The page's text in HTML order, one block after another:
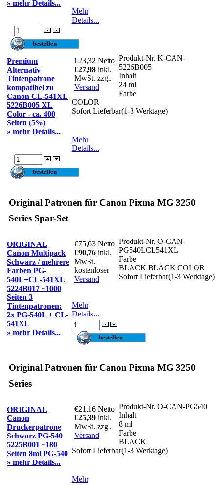
» mehr Details...
Mehr
Details...
Premium
Alternativ
Tintenpatrone
kompatibel zu
Canon CL-541XL
5226B005 XL
Color - ca. 400
Seiten (5%)
» mehr Details...
€23,32 Netto
€27,98 inkl.
MwSt. zzgl.
Versand
Produkt-Nr. K-CAN-
5226B005
Inhalt
24 ml
Farbe
COLOR
Sofort Lieferbar(1-3 Werktage)
Mehr
Details...
Original Patronen für Canon Pixma MG 3250
Series Spar-Set
ORIGINAL
Canon Multipack
Schwarz / mehrere
Farben PG-
540L+CL-541XL
5224B017 ~1000
Seiten 3
Tintenpatronen:
2x PG-540L + CL-
541XL
» mehr Details...
€75,63 Netto
€90,76 inkl.
MwSt.
kostenloser
Versand
Produkt-Nr. O-CAN-
PG540LCL541XL
Farbe
BLACK BLACK COLOR
Sofort Lieferbar(1-3 Werktage)
Mehr
Details...
Original Patronen für Canon Pixma MG 3250
Series
ORIGINAL
Canon
Druckerpatrone
Schwarz PG-540
5225B001 ~180
Seiten 8ml PG-540
» mehr Details...
€21,16 Netto
€25,39 inkl.
MwSt. zzgl.
Versand
Produkt-Nr. O-CAN-PG540
Inhalt
8 ml
Farbe
BLACK
Sofort Lieferbar(1-3 Werktage)
Mehr